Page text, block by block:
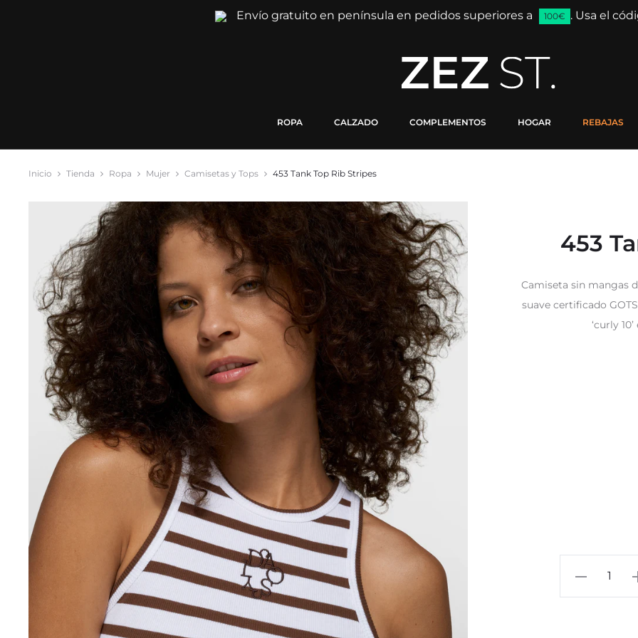
Envío gratuito en península en pedidos superiores a 100€ . Usa el
ROPA CALZADO COMPLEMENTOS HOGAR REBAJAS
Inicio Tienda Ropa Mujer Camisetas y Tops 453 Tank Top Rib Stripes
453
Camiseta sin mangas
suave certificado
‘curly